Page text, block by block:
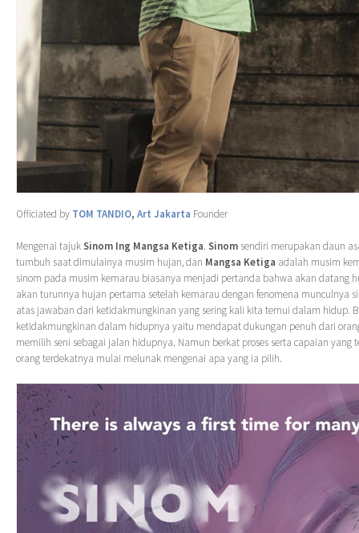
Officiated by TOM TANDIO, Art Jakarta Founder
Mengenai tajukSinom Ing Mangsa Ketiga. Sinom sendiri merupakan daun
tumbuh saat dimulainya musim hujan, dan Mangsa Ketiga adalah musim
sinom pada musim kemarau biasanya menjadi pertanda bahwa akan datang
akan turunnya hujan pertama setelah kemarau dengan fenomena munculnya
atas jawaban dari ketidakmungkinan yang sering kali kita temui dalam hidup.
ketidakmungkinan dalam hidupnya yaitu mendapat dukungan penuh dari
memilih seni sebagai jalan hidupnya. Namun berkat proses serta capaian yang
orang terdekatnya mulai melunak mengenai apa yang ia pilih.